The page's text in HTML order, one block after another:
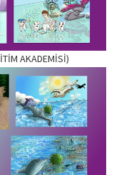
AKADEMİSİ)